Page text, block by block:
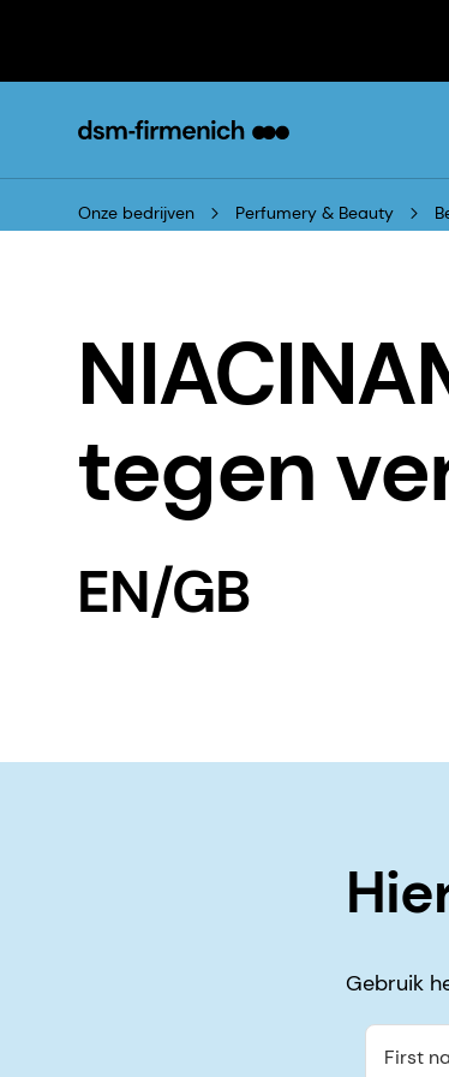
Onze bedrijven Perfumery & Beauty
tegen
EN/GB
Gebruik
First